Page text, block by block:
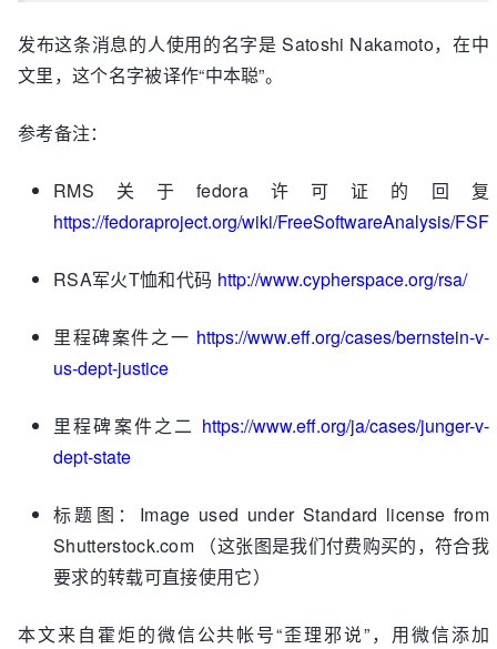
发布这条消息的人使用的名字是 Satoshi Nakamoto，在中
文里，这个名字被译作“中本聪”。
参考备注：
RMS关于fedora许可证的回复
https://fedoraproject.org/wiki/FreeSoftwareAnalysis/FSF
RSA军火T恤和代码 http://www.cypherspace.org/rsa/
里程碑案件之一 https://www.eff.org/cases/bernstein-v-
us-dept-justice
里程碑案件之二 https://www.eff.org/ja/cases/junger-v-
dept-state
标题图：Image used under Standard license from
Shutterstock.com （这张图是我们付费购买的，符合我
要求的转载可直接使用它）
本文来自霍炬的微信公共帐号“歪理邪说”，用微信添加